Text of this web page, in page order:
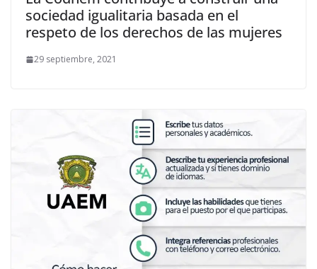
sociedad igualitaria basada en el
respeto de los derechos de las mujeres
29 septiembre, 2021